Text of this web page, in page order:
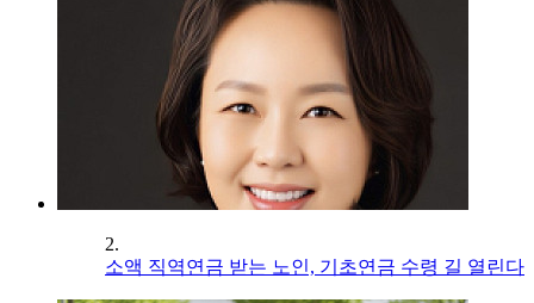
2.
소액 직역연금 받는 노인, 기초연금 수령 길 열린다